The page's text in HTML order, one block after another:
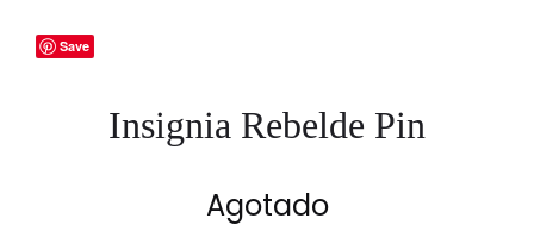
Save
Insignia Rebelde Pin
Agotado